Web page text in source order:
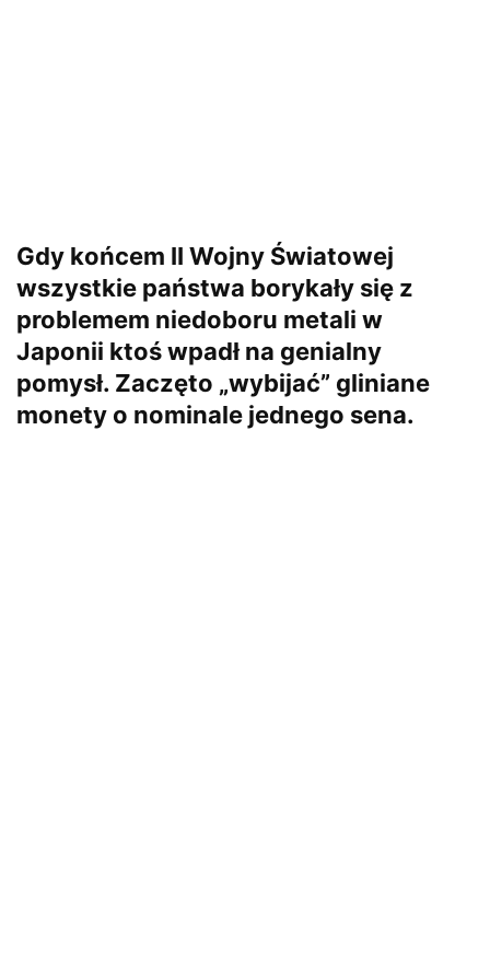
Gdy końcem II Wojny Światowej
wszystkie państwa borykały się z
problemem niedoboru metali w
Japonii ktoś wpadł na genialny
pomysł. Zaczęto „wybijać” gliniane
monety o nominale jednego sena.